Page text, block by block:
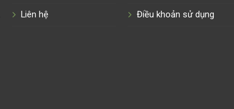
Liên hệ Điều khoản sử dụng